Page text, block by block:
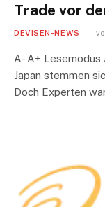
Trade vor
DEVISEN-NEWS
A- A+ Lesemodus
Japan stemmen
Doch Experten